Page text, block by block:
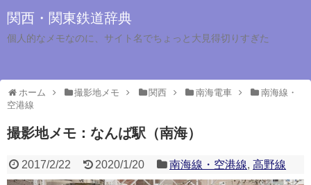
関西・関東鉄道辞典
個人的なメモなのに、サイト名でちょっと大見得切りすぎた
ホーム 撮影地メモ 関西 南海電車
南海線・
空港線
撮影地メモ：なんば駅（南海）
2017/2/22 2020/1/20 南海線・空港線,高野線